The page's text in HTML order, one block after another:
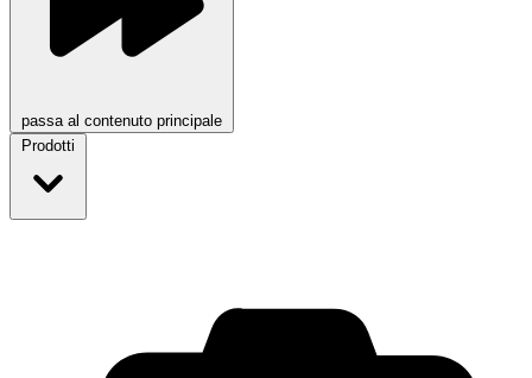
passa al contenuto principale
Prodotti